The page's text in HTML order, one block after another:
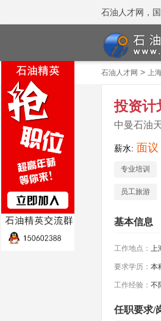
石油人才网，
石油人才网 > 上
投资计
中曼石油
薪水: 面议
专业培训
员工旅游
基本信息
工作地点： 上
要求学历： 本
工作经验： 不
任职要求/